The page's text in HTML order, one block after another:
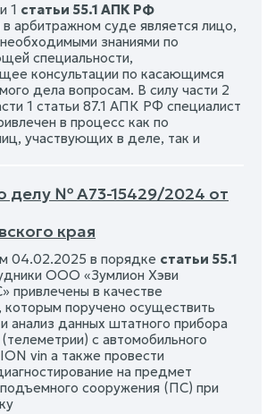
1 статьи 55.1 АПК РФ
арбитражном суде является лицо,
знаниями по
специальности,
консультации по касающимся
дела вопросам. В силу части 2
1 статьи 87.1 АПК РФ специалист
в процесс как по
участвующих в деле, так и
делу № А73-15429/2024 от
края
04.02.2025 в порядке статьи 55.1
ООО «Зумлион Хэви
привлечены в качестве
которым поручено осуществить
анализ данных штатного прибора
с автомобильного
vin а также провести
на предмет
сооружения (ПС) при